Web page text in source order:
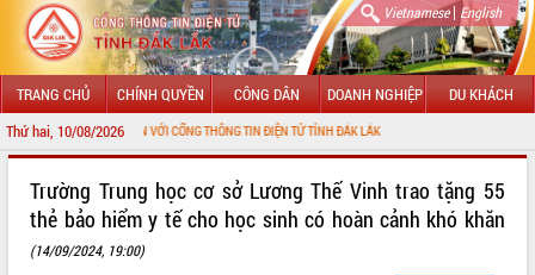
Vietnamese| English
TRANG CHỦ CHÍNH QUYỀN CÔNG DÂN DOANH NGHIỆP DU KHÁCH
Thứ hai, 10/08/2026
MỪNG ĐẾN VỚI CỔNG THÔNG TIN ĐIỆN TỬ TỈNH ĐẮK LẮK
LÃNH ĐẠO UBND TỈNH
Trường Trung học cơ sở Lương Thế Vinh trao tặng 55
thẻ bảo hiểm y tế cho học sinh có hoàn cảnh khó khăn
(14/09/2024, 19:00)